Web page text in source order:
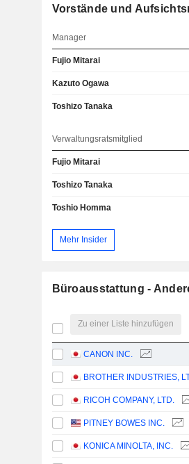
Vorstände und
Manager
Fujio Mitarai
Kazuto Ogawa
Toshizo Tanaka
Verwaltungsratsmitglied
Fujio Mitarai
Toshizo Tanaka
Toshio Homma
Mehr Insider
Büroausstattung -
Zu einer Liste hinzufügen
CANON INC.
BROTHER INDUSTRIES,
RICOH COMPANY, LTD.
PITNEY BOWES INC.
KONICA MINOLTA, INC.